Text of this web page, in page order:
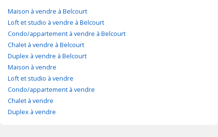
Maison à vendre à Belcourt
Loft et studio à vendre à Belcourt
Condo/appartement à vendre à Belcourt
Chalet à vendre à Belcourt
Duplex à vendre à Belcourt
Maison à vendre
Loft et studio à vendre
Condo/appartement à vendre
Chalet à vendre
Duplex à vendre